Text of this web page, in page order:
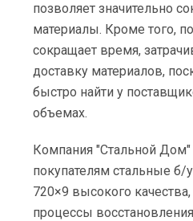
позволяет значительно
материалы. Кроме того,
сокращает время,
доставку материалов,
быстро найти у
объемах.
Компания "Стальной Дом"
покупателям стальные б/
720×9 высокого
процессы